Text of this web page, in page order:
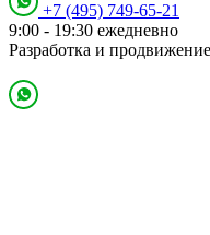
+7 (495) 749-65-21
9:00 - 19:30 ежедневно
Разработка и